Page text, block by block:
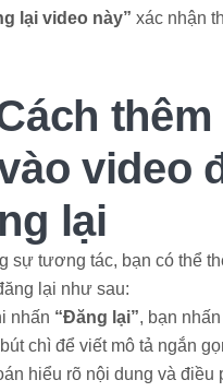
lại video này” xác nhận
video
lại
sự tương tác, bạn có thể
lại như sau:
nhấn “Đăng lại”, bạn
chì để viết mô tả ngắn
hiểu rõ nội dung và điều